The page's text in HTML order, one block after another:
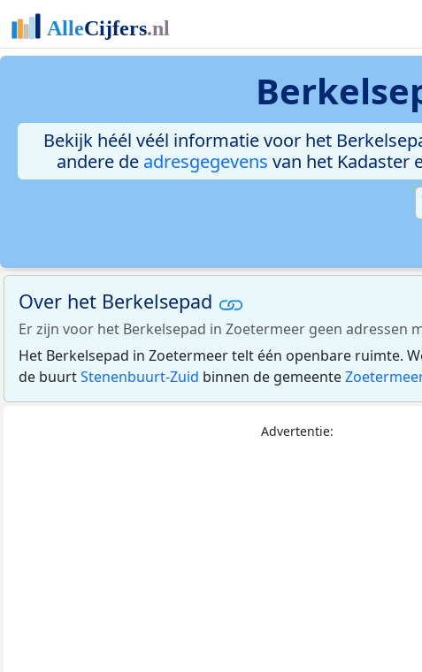
Bekijk héél véél informatie voor het
andere de adresgegevens van het Kadaster
Over het Berkelsepad
Er zijn voor het Berkelsepad in Zoetermeer geen adressen
Het Berkelsepad in Zoetermeer telt één openbare ruimte.
de buurtStenenbuurt-Zuid binnen de gemeenteZoetermeer
Advertentie: